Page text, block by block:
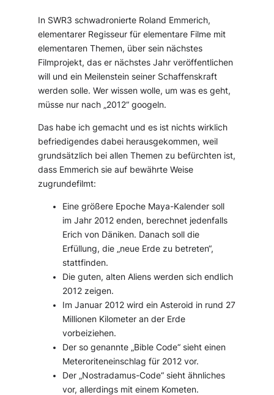
In SWR3 schwadronierte Roland Emmerich,
elementarer Regisseur für elementare Filme mit
elementaren Themen, über sein nächstes
Filmprojekt, das er nächstes Jahr veröffentlichen
will und ein Meilenstein seiner Schaffenskraft
werden solle. Wer wissen wolle, um was es geht,
müsse nur nach „2012“ googeln.
Das habe ich gemacht und es ist nichts wirklich
befriedigendes dabei herausgekommen, weil
grundsätzlich bei allen Themen zu befürchten ist,
dass Emmerich sie auf bewährte Weise
zugrundefilmt:
Eine größere Epoche Maya-Kalender soll
im Jahr 2012 enden, berechnet jedenfalls
Erich von Däniken. Danach soll die
Erfüllung, die „neue Erde zu betreten“,
stattfinden.
Die guten, alten Aliens werden sich endlich
2012 zeigen.
Im Januar 2012 wird ein Asteroid in rund 27
Millionen Kilometer an der Erde
vorbeiziehen.
Der so genannte „Bible Code“ sieht einen
Meteroriteneinschlag für 2012 vor.
Der „Nostradamus-Code“ sieht ähnliches
vor, allerdings mit einem Kometen.